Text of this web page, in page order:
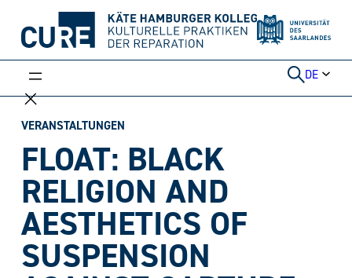
Inhalt
DE
VERANSTALTUNGEN
FLOAT: BLACK
RELIGION AND
AESTHETICS OF
SUSPENSION